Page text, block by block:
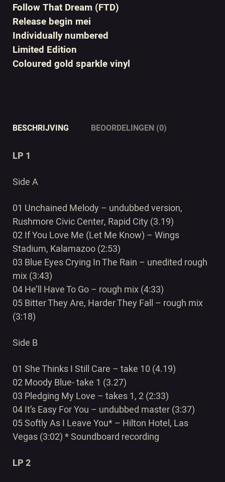
Follow That Dream (FTD)
Release begin mei
Individually numbered
Limited Edition
Coloured gold sparkle vinyl
BESCHRIJVING BEOORDELINGEN (0)
LP 1
Side A
01 Unchained Melody – undubbed version,
Rushmore Civic Center, Rapid City (3.19)
02 If You Love Me (Let Me Know) – Wings
Stadium, Kalamazoo (2:53)
03 Blue Eyes Crying In The Rain – unedited rough
mix (3:43)
04 He’ll Have To Go – rough mix (4:33)
05 Bitter They Are, Harder They Fall – rough mix
(3:18)
Side B
01 She Thinks I Still Care – take 10 (4.19)
02 Moody Blue- take 1 (3.27)
03 Pledging My Love – takes 1, 2 (2:33)
04 It’s Easy For You – undubbed master (3:37)
05 Softly As I Leave You* – Hilton Hotel, Las
Vegas (3:02) * Soundboard recording
LP 2